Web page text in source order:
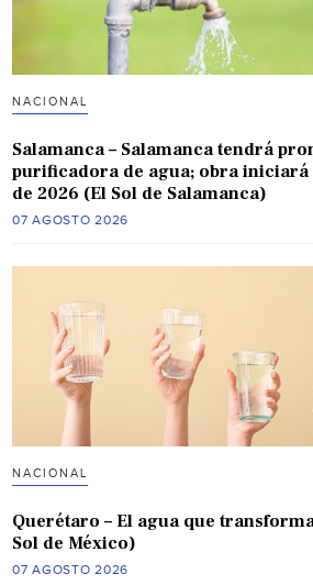
NACIONAL
Salamanca – Salamanca tendrá
purificadora de agua; obra
de 2026 (El Sol de Salamanca)
07 AGOSTO 2026
NACIONAL
Querétaro – El agua que
Sol de México)
07 AGOSTO 2026